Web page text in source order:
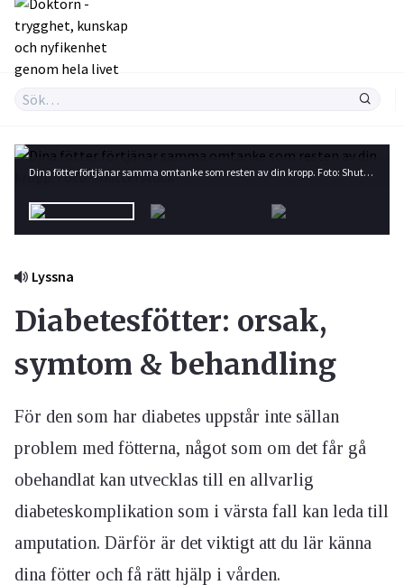
Dina fötter förtjänar samma omtanke som resten av din kropp. Foto: Shutterstock
Lyssna
Diabetesfötter: orsak,
symtom & behandling
För den som har diabetes uppstår inte sällan
problem med fötterna, något som om det får gå
obehandlat kan utvecklas till en allvarlig
diabeteskomplikation som i värsta fall kan leda till
amputation. Därför är det viktigt att du lär känna
dina fötter och få rätt hjälp i vården.